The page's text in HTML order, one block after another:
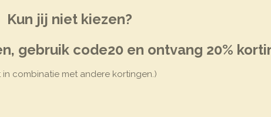
Kun jij niet kiezen?
gebruik code20 en ontvang 20%
in combinatie met andere kortingen.)